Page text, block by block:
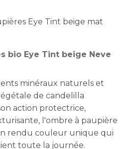
Eye Tint beige mat
bio Eye Tint beige Neve
minéraux naturels et
de candelilla
action protectrice,
l'ombre à paupière
rendu couleur unique qui
toute la journée.